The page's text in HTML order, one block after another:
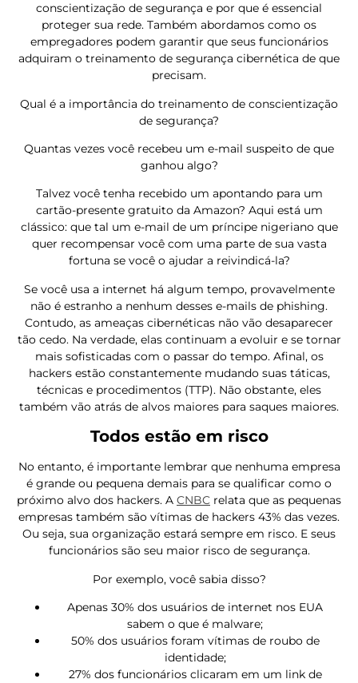
conscientização de segurança e por que é essencial
proteger sua rede. Também abordamos como os
empregadores podem garantir que seus funcionários
adquiram o treinamento de segurança cibernética de que
precisam.
Qual é a importância do treinamento de conscientização
de segurança?
Quantas vezes você recebeu um e-mail suspeito de que
ganhou algo?
Talvez você tenha recebido um apontando para um
cartão-presente gratuito da Amazon? Aqui está um
clássico: que tal um e-mail de um príncipe nigeriano que
quer recompensar você com uma parte de sua vasta
fortuna se você o ajudar a reivindicá-la?
Se você usa a internet há algum tempo, provavelmente
não é estranho a nenhum desses e-mails de phishing.
Contudo, as ameaças cibernéticas não vão desaparecer
tão cedo. Na verdade, elas continuam a evoluir e se tornar
mais sofisticadas com o passar do tempo. Afinal, os
hackers estão constantemente mudando suas táticas,
técnicas e procedimentos (TTP). Não obstante, eles
também vão atrás de alvos maiores para saques maiores.
Todos estão em risco
No entanto, é importante lembrar que nenhuma empresa
é grande ou pequena demais para se qualificar como o
próximo alvo dos hackers. A CNBC relata que as pequenas
empresas também são vítimas de hackers 43% das vezes.
Ou seja, sua organização estará sempre em risco. E seus
funcionários são seu maior risco de segurança.
Por exemplo, você sabia disso?
Apenas 30% dos usuários de internet nos EUA
sabem o que é malware;
50% dos usuários foram vítimas de roubo de
identidade;
27% dos funcionários clicaram em um link de